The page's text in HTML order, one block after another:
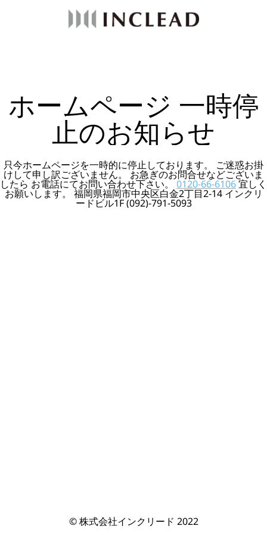
ホームページ 一時停
止のお知らせ
只今ホームページを一時的に停止しております。 ご迷惑お掛
けして申し訳ございません。 お急ぎのお問合せなどございま
したら お電話にてお問い合わせ下さい。0120-66-6106宜しく
お願いします。 福岡県福岡市中央区白金2丁目2-14 インクリ
ードビル1F (092)-791-5093
© 株式会社インクリード 2022